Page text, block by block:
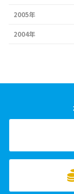
2005年
2004年